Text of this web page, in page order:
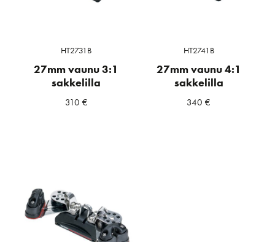
HT2731B
27mm vaunu 3:1
sakkelilla
310 €
HT2741B
27mm vaunu 4:1
sakkelilla
340€